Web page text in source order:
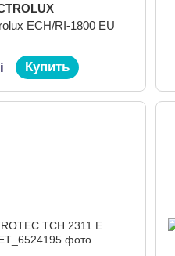
ECH/RI-1800 EU
Купить